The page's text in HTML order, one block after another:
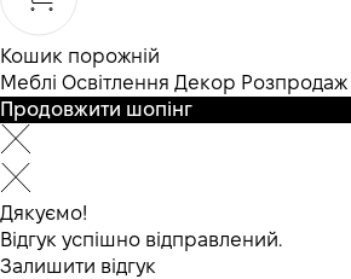
Кошик порожній
Меблі Освітлення Декор Розпродаж
Продовжити шопінг
Дякуємо!
Відгук успішно відправлений.
Залишити відгук